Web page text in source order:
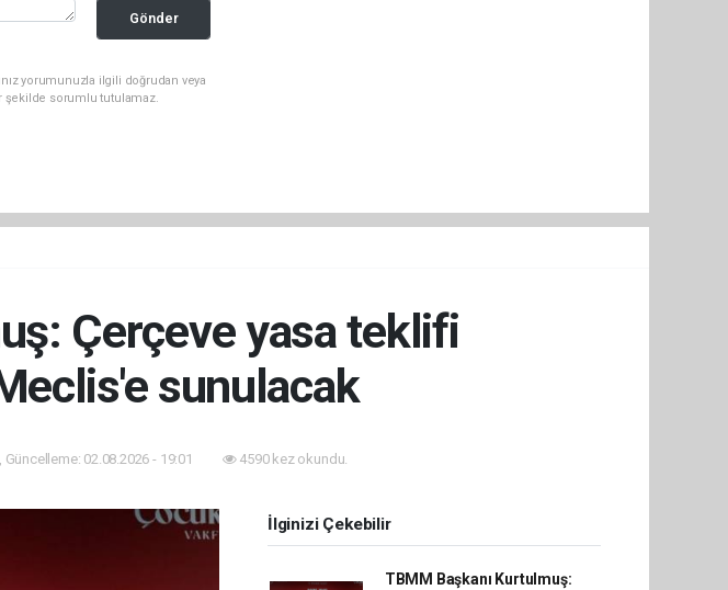
Gönder
yorumunuzla ilgili doğrudan veya
şekilde sorumlu tutulamaz.
Çerçeve yasa teklifi
sunulacak
02.08.2026 - 19:01 4590 kez okundu.
İlginizi Çekebilir
TBMM Başkanı Kurtulmuş: